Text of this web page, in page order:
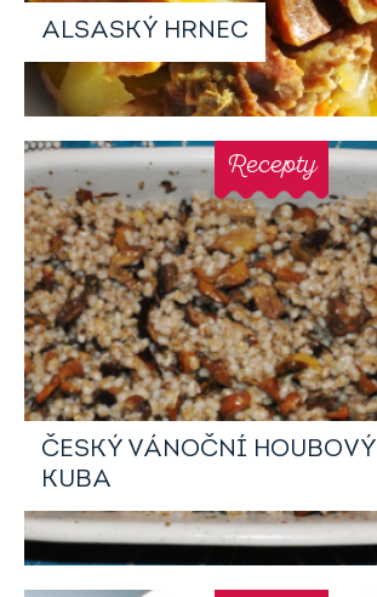
ALSASKÝ HRNEC
ČESKÝ VÁNOČNÍ HOUBOVÝ
KUBA
Recepty